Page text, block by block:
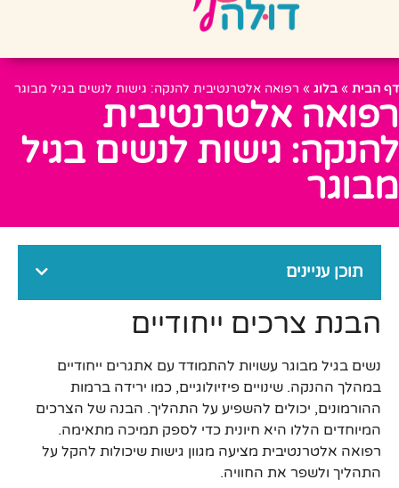
דף הבית » בלוג » רפואה אלטרנטיבית להנקה: גישות לנשים בגיל מבוגר
רפואה אלטרנטיבית
להנקה: גישות לנשים בגיל
מבוגר
תוכן עניינים
הבנת צרכים ייחודיים
נשים בגיל מבוגר עשויות להתמודד עם אתגרים ייחודיים
במהלך ההנקה. שינויים פיזיולוגיים, כמו ירידה ברמות
ההורמונים, יכולים להשפיע על התהליך. הבנה של הצרכים
המיוחדים הללו היא חיונית כדי לספק תמיכה מתאימה.
רפואה אלטרנטיבית מציעה מגוון גישות שיכולות להקל על
התהליך ולשפר את החוויה.